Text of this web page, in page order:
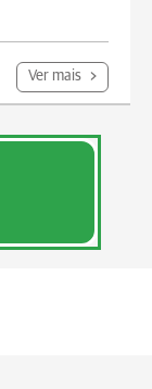
Ver mais